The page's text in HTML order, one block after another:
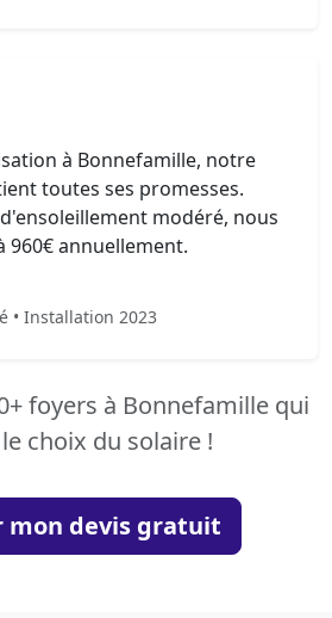
à Bonnefamille, notre
toutes ses promesses.
modéré, nous
960€ annuellement.
• Installation 2023
foyers à Bonnefamille qui
choix du solaire !
mon devis gratuit